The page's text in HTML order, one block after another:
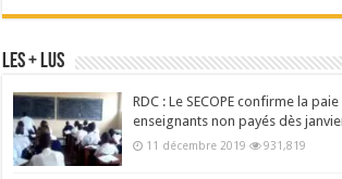
Les + Lus
RDC : Le SECOPE confirme la
enseignants non payés dès
11 décembre 2019 931,819